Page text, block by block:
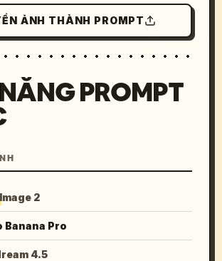
ẢNH THÀNH PROMPT
PROMPT
2
Banana Pro
4.5